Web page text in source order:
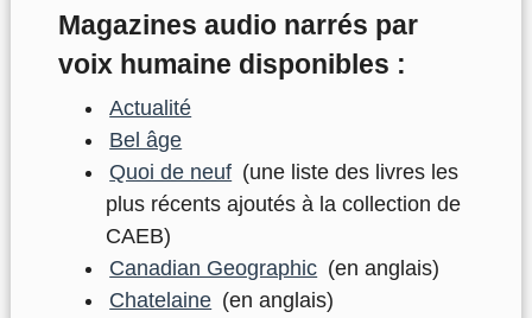
Magazines audio narrés par
voix humaine disponibles :
Actualité
Bel âge
Quoi de neuf (une liste des livres les
plus récents ajoutés à la collection de
CAEB)
Canadian Geographic (en anglais)
Chatelaine (en anglais)